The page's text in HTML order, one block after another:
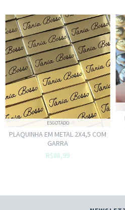
ESGOTADO
PLAQUINHA EM METAL 2X4,5 COM
GARRA
R$88,99